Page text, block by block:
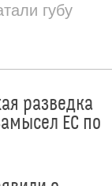
губу
разведка
ЕС по